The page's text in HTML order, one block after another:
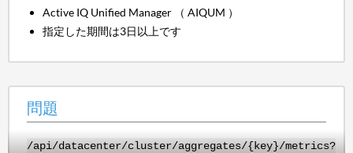
Active IQ Unified Manager （ AIQUM ）
指定した期間は3日以上です
問題
/api/datacenter/cluster/aggregates/{key}/metrics?